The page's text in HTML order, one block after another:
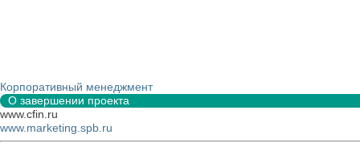
Корпоративный менеджмент
О завершении проекта
www.cfin.ru
www.marketing.spb.ru